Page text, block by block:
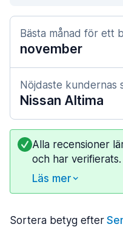
Bästa månad för ett
november
Nöjdaste kundernas
Nissan Altima
Alla recensioner
och har verifierats.
Läs mer
Sortera betyg efter